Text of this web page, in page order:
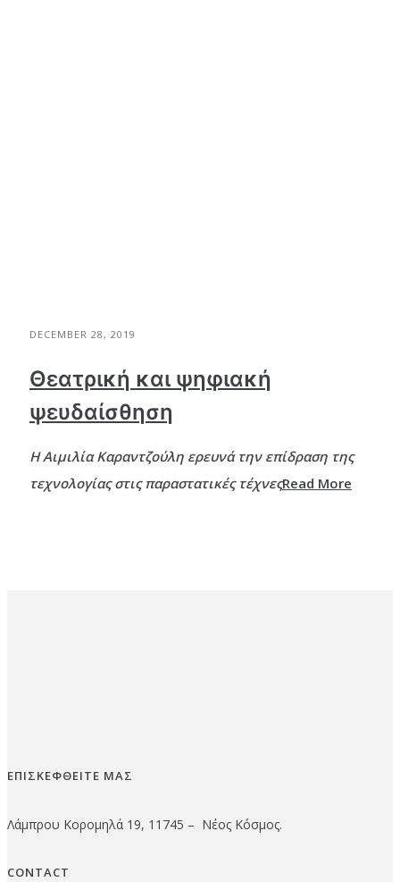
DECEMBER 28, 2019
Θεατρική και ψηφιακή
ψευδαίσθηση
Η Αιμιλία Καραντζούλη ερευνά την επίδραση της
τεχνολογίας στις παραστατικές τέχνεςRead More
ΕΠΙΣΚΕΦΘΕΙΤΕ ΜΑΣ
Λάμπρου Κορομηλά 19, 11745 – Νέος Κόσμος.
CONTACT